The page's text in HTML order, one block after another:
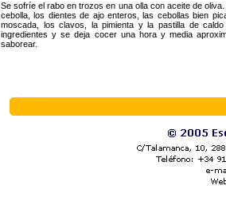
Se sofríe el rabo en trozos en una olla con aceite de
cebolla, los dientes de ajo enteros, las cebollas bien
moscada, los clavos, la pimienta y la pastilla de
ingredientes y se deja cocer una hora y media
saborear.